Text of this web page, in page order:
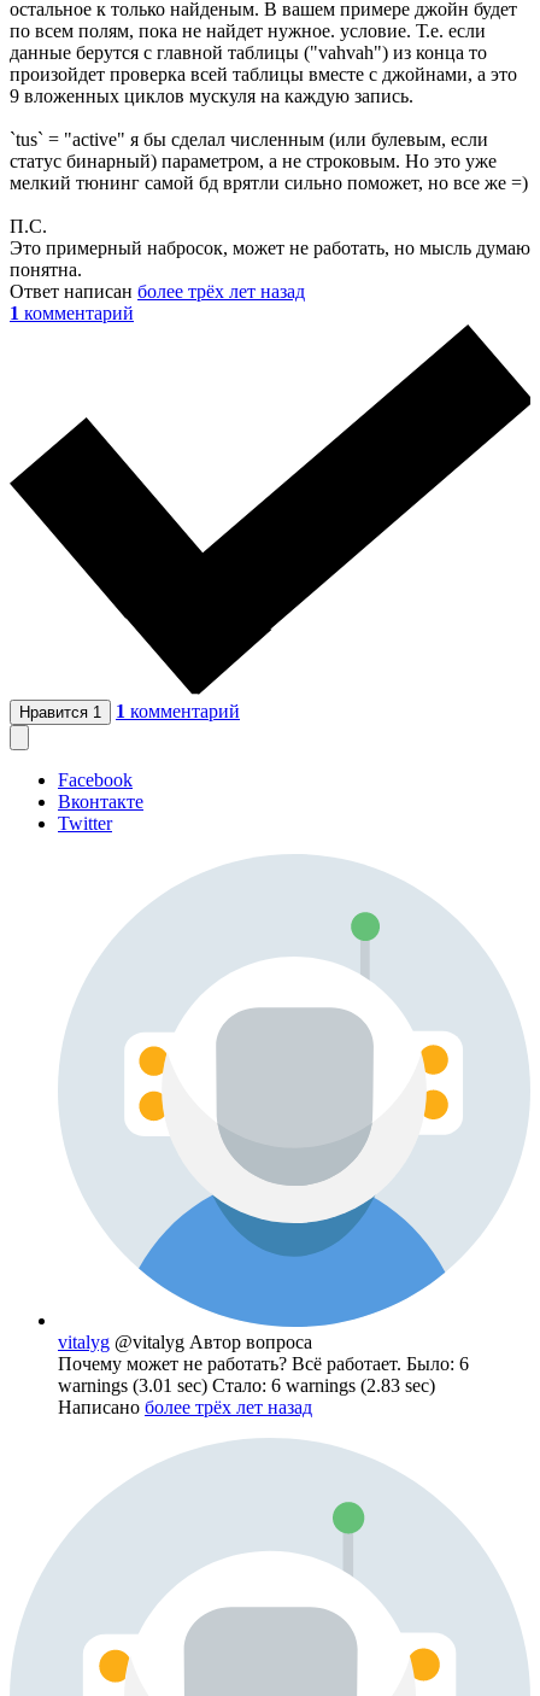
остальное к только найденым. В вашем примере джойн будет
по всем полям, пока не найдет нужное. условие. Т.е. если
данные берутся с главной таблицы ("vahvah") из конца то
произойдет проверка всей таблицы вместе с джойнами, а это
9 вложенных циклов мускуля на каждую запись.
`tus` = "active" я бы сделал численным (или булевым, если
статус бинарный) параметром, а не строковым. Но это уже
мелкий тюнинг самой бд врятли сильно поможет, но все же =)
П.С.
Это примерный набросок, может не работать, но мысль думаю
понятна.
Ответ написан более трёх лет назад
1 комментарий
Нравится 1 1 комментарий
Facebook
Вконтакте
Twitter
vitalyg @vitalyg Автор вопроса
Почему может не работать? Всё работает. Было: 6
warnings (3.01 sec) Стало: 6 warnings (2.83 sec)
Написано более трёх лет назад